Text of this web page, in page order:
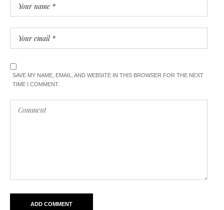
SAVE MY NAME, EMAIL, AND WEBSITE IN THIS BROWSER FOR THE NEXT
TIME I COMMENT.